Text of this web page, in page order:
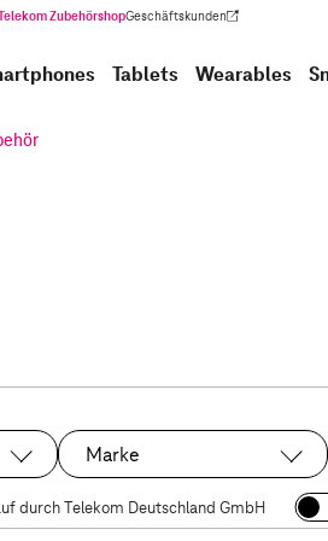
ZubehörshopGeschäftskunden
(Wird in einem neuen Tab geöffnet)
Tablets Wearables
Marke
durch Telekom Deutschland GmbH